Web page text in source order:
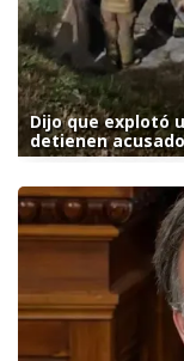
Dijo que explotó
detienen